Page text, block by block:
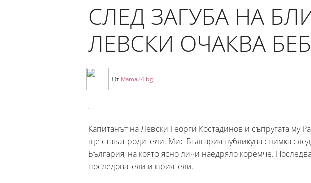
СЛЕД ЗАГУБА НА
ЛЕВСКИ ОЧАКВА
От Mama24.bg
Капитанът на Левски Георги Костадинов и съпругата му
ще стават родители. Мис България публикува снимка
България, на която ясно личи наедряло коремче.
последователи и приятели.